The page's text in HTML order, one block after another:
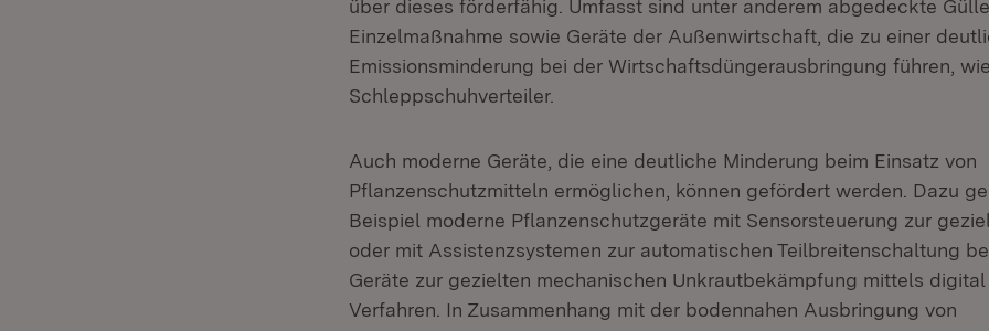
über dieses förderfähig. Umfasst sind unter anderem abgedeckte
Einzelmaßnahme sowie Geräte der Außenwirtschaft, die zu einer
Emissionsminderung bei der Wirtschaftsdüngerausbringung führen,
Schleppschuhverteiler.
Auch moderne Geräte, die eine deutliche Minderung beim Einsatz von
Pflanzenschutzmitteln ermöglichen, können gefördert werden. Dazu
Beispiel moderne Pflanzenschutzgeräte mit Sensorsteuerung zur
oder mit Assistenzsystemen zur automatischen Teilbreitenschaltung
Geräte zur gezielten mechanischen Unkrautbekämpfung mittels
Verfahren. In Zusammenhang mit der bodennahen Ausbringung von